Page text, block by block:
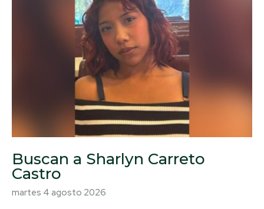
Buscan a Sharlyn Carreto
Castro
martes 4 agosto 2026